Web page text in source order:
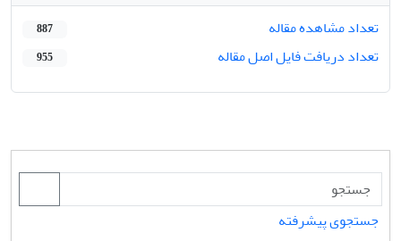
تعداد مشاهده مقاله
887
تعداد دریافت فایل اصل مقاله 955
جستجوی پیشرفته